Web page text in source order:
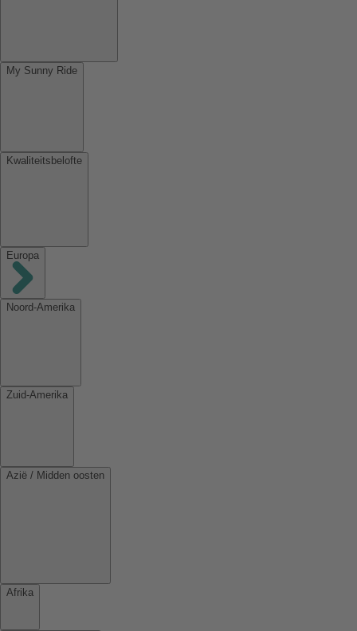
My Sunny Ride
Kwaliteitsbelofte
Europa
Noord-Amerika
Zuid-Amerika
Azië / Midden oosten
Afrika